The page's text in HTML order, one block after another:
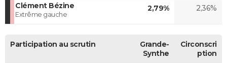
Clément Bézine
Extrême gauche
2,79% 2,36%
Participation au scrutin
Grande-
Synthe
Circonscri
ption